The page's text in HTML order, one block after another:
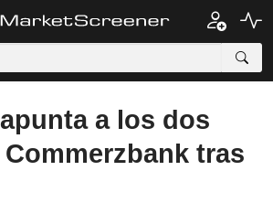
a los dos
tras